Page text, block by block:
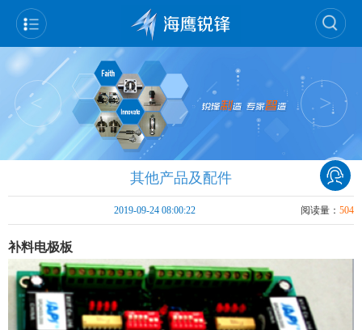
< >
其他产品及配件
阅读量： 504
2019-09-24 08:00:22
补料电极板